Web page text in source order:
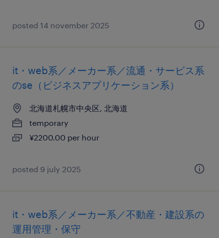
posted 14 november 2025
it・web系／メーカー系／流通・サービス系
のse（ビジネスアプリケーション系）
北海道札幌市中央区, 北海道
temporary
¥2200.00 per hour
posted 9 july 2025
it・web系／メーカー系／不動産・建設系の
運用管理・保守